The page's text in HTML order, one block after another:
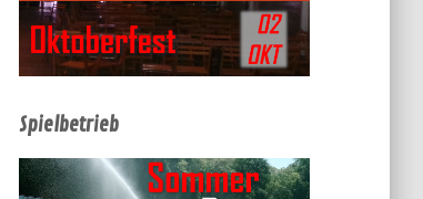
Spielbetrieb